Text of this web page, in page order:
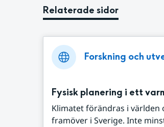
Relaterade sidor
Forskning och
Fysisk planering i ett
Klimatet förändras i
framöver i Sverige. Inte